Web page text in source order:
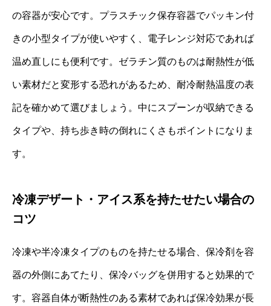
の容器が安心です。プラスチック保存容器でパッキン付
きの小型タイプが使いやすく、電子レンジ対応であれば
温め直しにも便利です。ゼラチン質のものは耐熱性が低
い素材だと変形する恐れがあるため、耐冷耐熱温度の表
記を確かめて選びましょう。中にスプーンが収納できる
タイプや、持ち歩き時の倒れにくさもポイントになりま
す。
冷凍デザート・アイス系を持たせたい場合の
コツ
冷凍や半冷凍タイプのものを持たせる場合、保冷剤を容
器の外側にあてたり、保冷バッグを併用すると効果的で
す。容器自体が断熱性のある素材であれば保冷効果が長